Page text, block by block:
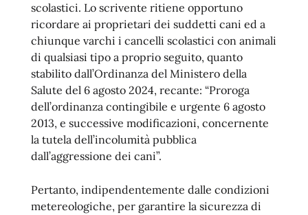
scolastici. Lo scrivente ritiene opportuno
ricordare ai proprietari dei suddetti cani ed a
chiunque varchi i cancelli scolastici con animali
di qualsiasi tipo a proprio seguito, quanto
stabilito dall’Ordinanza del Ministero della
Salute del 6 agosto 2024, recante: “Proroga
dell’ordinanza contingibile e urgente 6 agosto
2013, e successive modificazioni, concernente
la tutela dell’incolumità pubblica
dall’aggressione dei cani”.
Pertanto, indipendentemente dalle condizioni
metereologiche, per garantire la sicurezza di